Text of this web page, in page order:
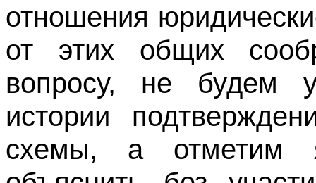
отношения
от этих общих
вопросу, не будем
истории
схемы, а отметим